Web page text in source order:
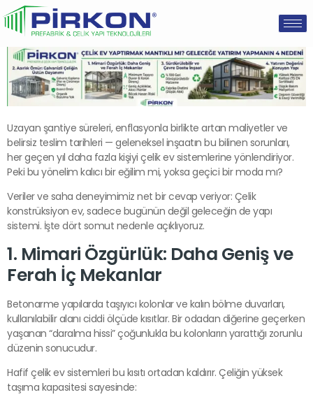
Uzayan şantiye süreleri, enflasyonla birlikte artan maliyetler ve
belirsiz teslim tarihleri — geleneksel inşaatın bu bilinen sorunları,
her geçen yıl daha fazla kişiyi çelik ev sistemlerine yönlendiriyor.
Peki bu yönelim kalıcı bir eğilim mi, yoksa geçici bir moda mı?
Veriler ve saha deneyimimiz net bir cevap veriyor: Çelik
konstrüksiyon ev, sadece bugünün değil geleceğin de yapı
sistemi. İşte dört somut nedenle açıklıyoruz.
1. Mimari Özgürlük: Daha Geniş ve
Ferah İç Mekanlar
Betonarme yapılarda taşıyıcı kolonlar ve kalın bölme duvarları,
kullanılabilir alanı ciddi ölçüde kısıtlar. Bir odadan diğerine geçerken
yaşanan “daralma hissi” çoğunlukla bu kolonların yarattığı zorunlu
düzenin sonucudur.
Hafif çelik ev sistemleri bu kısıtı ortadan kaldırır. Çeliğin yüksek
taşıma kapasitesi sayesinde: